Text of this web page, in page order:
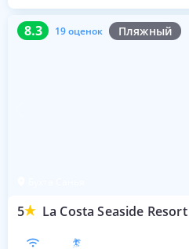
8.3 19 оценок Пляжный
5 La Costa Seaside
8.3 19 оценок